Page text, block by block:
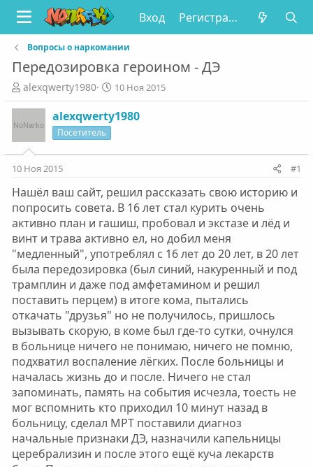
Вход Регистрация
Вопросы о наркомании
Передозировка героином - ДЭ
А
в
т
о
р
т
е
ы
alexqwerty1980
Д
а
т
а
л
а
10 Ноя 2015
alexqwerty1980
Посетитель
10 Ноя 2015 #1
Нашёл ваш сайт, решил рассказать свою историю и
попросить совета. В 16 лет стал курить очень
активно план и гашиш, пробовал и экстазе и лёд и
винт и трава активно ел, но добил меня
"медленный", употреблял с 16 лет до 20 лет, в 20 лет
была передозировка (был синий, накуренный и под
трамплин и даже под амфетамином и решил
поставить перцем) в итоге кома, пытались
откачать "друзья" но не получилось, пришлось
вызывать скорую, в коме был где-то сутки, очнулся
в больнице ничего не понимаю, ничего не помню,
подхватил воспаление лёгких. После больницы и
началась жизнь до и после. Ничего не стал
запоминать, память на события исчезла, тоесть не
мог вспомнить кто приходил 10 минут назад в
больницу, сделал МРТ поставили диагноз
начальные признаки ДЭ, назначили капельницы
церебрализин и после этого ещё куча лекарств